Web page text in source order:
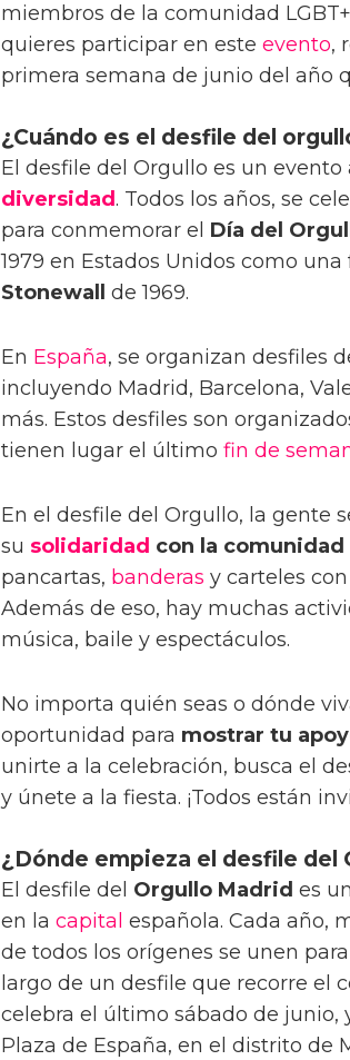
miembros de la comunidad
quieres participar en este evento,
primera semana de junio del año
¿Cuándo es el desfile del
El desfile del Orgullo es un evento
diversidad . Todos los años, se
para conmemorar el Día del
1979 en Estados Unidos como
Stonewall
de 1969.
En España, se organizan desfiles
incluyendo Madrid, Barcelona,
más. Estos desfiles son
tienen lugar el último fin de
En el desfile del Orgullo, la gente
su solidaridad con la comunidad
pancartas, banderas y carteles con
Además de eso, hay muchas
música, baile y espectáculos.
No importa quién seas o dónde
oportunidad para mostrar tu
unirte a la celebración, busca el
y únete a la fiesta. ¡Todos están
¿Dónde empieza el desfile del
El desfile del Orgullo Madrid es
en la capital española. Cada año,
de todos los orígenes se unen
largo de un desfile que recorre el
celebra el último sábado de junio,
Plaza de España, en el distrito de